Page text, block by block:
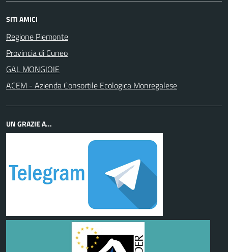
SITI AMICI
Regione Piemonte
Provincia di Cuneo
GAL MONGIOIE
ACEM - Azienda Consortile Ecologica Monregalese
UN GRAZIE A...